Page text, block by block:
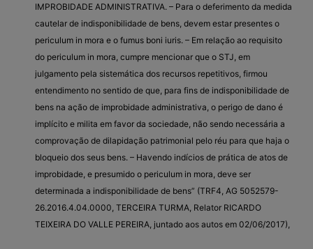
IMPROBIDADE ADMINISTRATIVA. – Para o deferimento da medida
cautelar de indisponibilidade de bens, devem estar presentes o
periculum in mora e o fumus boni iuris. – Em relação ao requisito
do periculum in mora, cumpre mencionar que o STJ, em
julgamento pela sistemática dos recursos repetitivos, firmou
entendimento no sentido de que, para fins de indisponibilidade de
bens na ação de improbidade administrativa, o perigo de dano é
implícito e milita em favor da sociedade, não sendo necessária a
comprovação de dilapidação patrimonial pelo réu para que haja o
bloqueio dos seus bens. – Havendo indícios de prática de atos de
improbidade, e presumido o periculum in mora, deve ser
determinada a indisponibilidade de bens” (TRF4, AG 5052579-
26.2016.4.04.0000, TERCEIRA TURMA, Relator RICARDO
TEIXEIRA DO VALLE PEREIRA, juntado aos autos em 02/06/2017),